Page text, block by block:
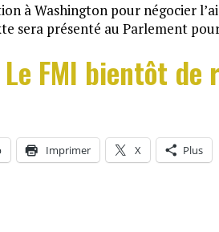
à Washington pour négocier
sera présenté au Parlement
Le FMI bientôt de
Imprimer X Plus